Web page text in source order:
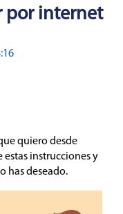
por internet
quiero desde
estas instrucciones y
has deseado.